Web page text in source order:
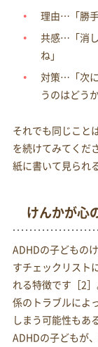
理由…「勝手
共感…「消
ね」
対策…「次
うのはどう
それでも同じこと
を続けてみてくだ
紙に書いて見られ
けんかが心
ADHDの子どもの
すチェックリスト
れる特徴です［2
係のトラブルによ
しまう可能性もあ
ADHDの子どもが